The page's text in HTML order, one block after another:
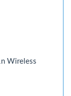
Wireless